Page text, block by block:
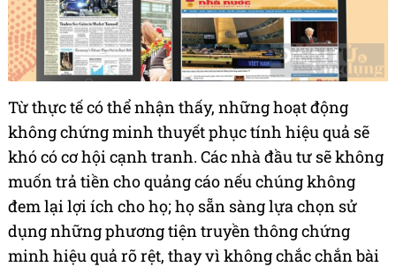
Từ thực tế có thể nhận thấy, những hoạt động
không chứng minh thuyết phục tính hiệu quả sẽ
khó có cơ hội cạnh tranh. Các nhà đầu tư sẽ không
muốn trả tiền cho quảng cáo nếu chúng không
đem lại lợi ích cho họ; họ sẵn sàng lựa chọn sử
dụng những phương tiện truyền thông chứng
minh hiệu quả rõ rệt, thay vì không chắc chắn bài